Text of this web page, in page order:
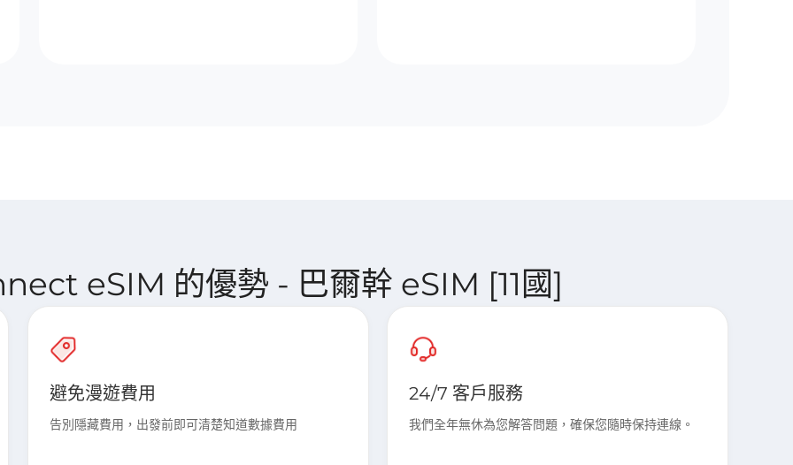
eSIM 的優勢 - 巴爾幹 eSIM [11國]
避免漫遊費用
告別隱藏費用，出發前即可清楚知道數據費用
24/7 客戶服務
我們全年無休為您解答問題，確保您隨時保持連線。